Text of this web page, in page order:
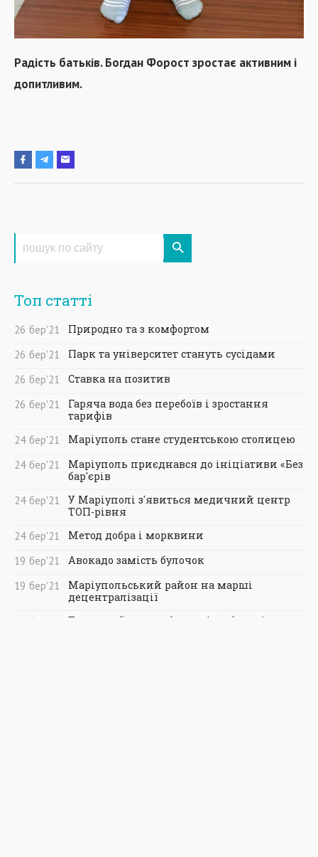
Радість батьків. Богдан Форост зростає активним і
допитливим.
Топ статті
26 бер'21
Природно та з комфортом
26 бер'21
Парк та університет стануть сусідами
26 бер'21
Ставка на позитив
26 бер'21
Гаряча вода без перебоїв і зростання
тарифів
24 бер'21
Маріуполь стане студентською столицею
24 бер'21
Маріуполь приєднався до ініціативи «Без
бар'єрів
24 бер'21
У Маріуполі з'явиться медичний центр
ТОП-рівня
24 бер'21
Метод добра і морквини
19 бер'21
Авокадо замість булочок
19 бер'21
Маріупольський район на марші
децентралізації
бер
Тижневий запас - без заміни балонів